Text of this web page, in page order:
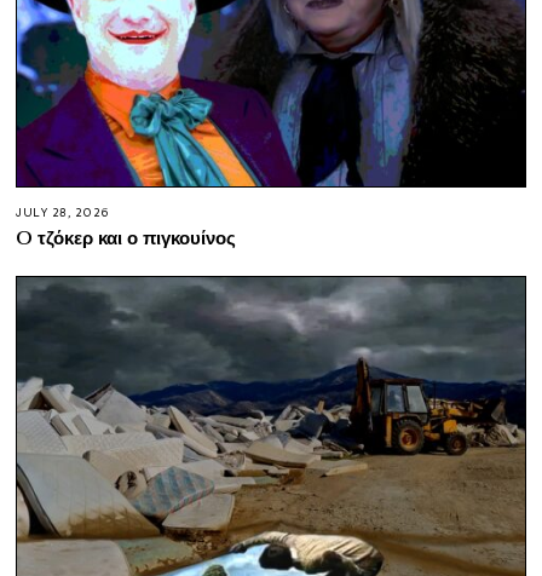
JULY 28, 2026
O τζόκερ και ο πιγκουίνος